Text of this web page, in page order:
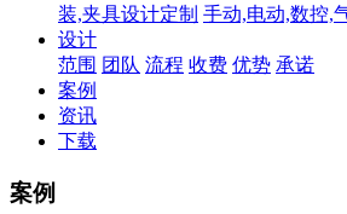
装,夹具设计定制 手动,电动,数控,
设计
范围 团队 流程 收费 优势 承诺
案例
资讯
下载
案例